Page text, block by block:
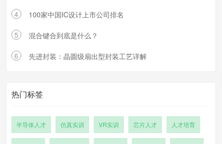
4 100家中国IC设计上市公司排名
5 混合键合到底是什么？
6 先进封装：晶圆级扇出型封装工艺详解
热门标签
半导体人才 仿真实训 VR实训 芯片人才 人才培育